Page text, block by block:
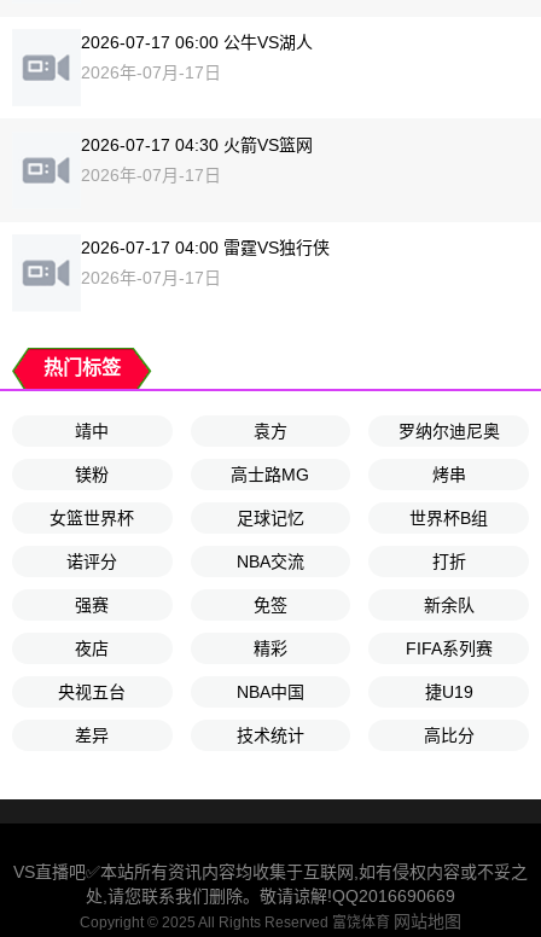
2026-07-17 06:00 公牛VS湖人
2026年-07月-17日
2026-07-17 04:30 火箭VS篮网
2026年-07月-17日
2026-07-17 04:00 雷霆VS独行侠
2026年-07月-17日
热门标签
靖中 袁方 罗纳尔迪尼奥
镁粉 高士路MG 烤串
女篮世界杯 足球记忆 世界杯B组
诺评分 NBA交流 打折
强赛 免签 新余队
夜店 精彩 FIFA系列赛
央视五台 NBA中国 捷U19
差异 技术统计 高比分
VS直播吧✅本站所有资讯内容均收集于互联网,如有侵权内容或不妥之
处,请您联系我们删除。敬请谅解!QQ2016690669
Copyright © 2025 All Rights Reserved 富饶体育 网站地图